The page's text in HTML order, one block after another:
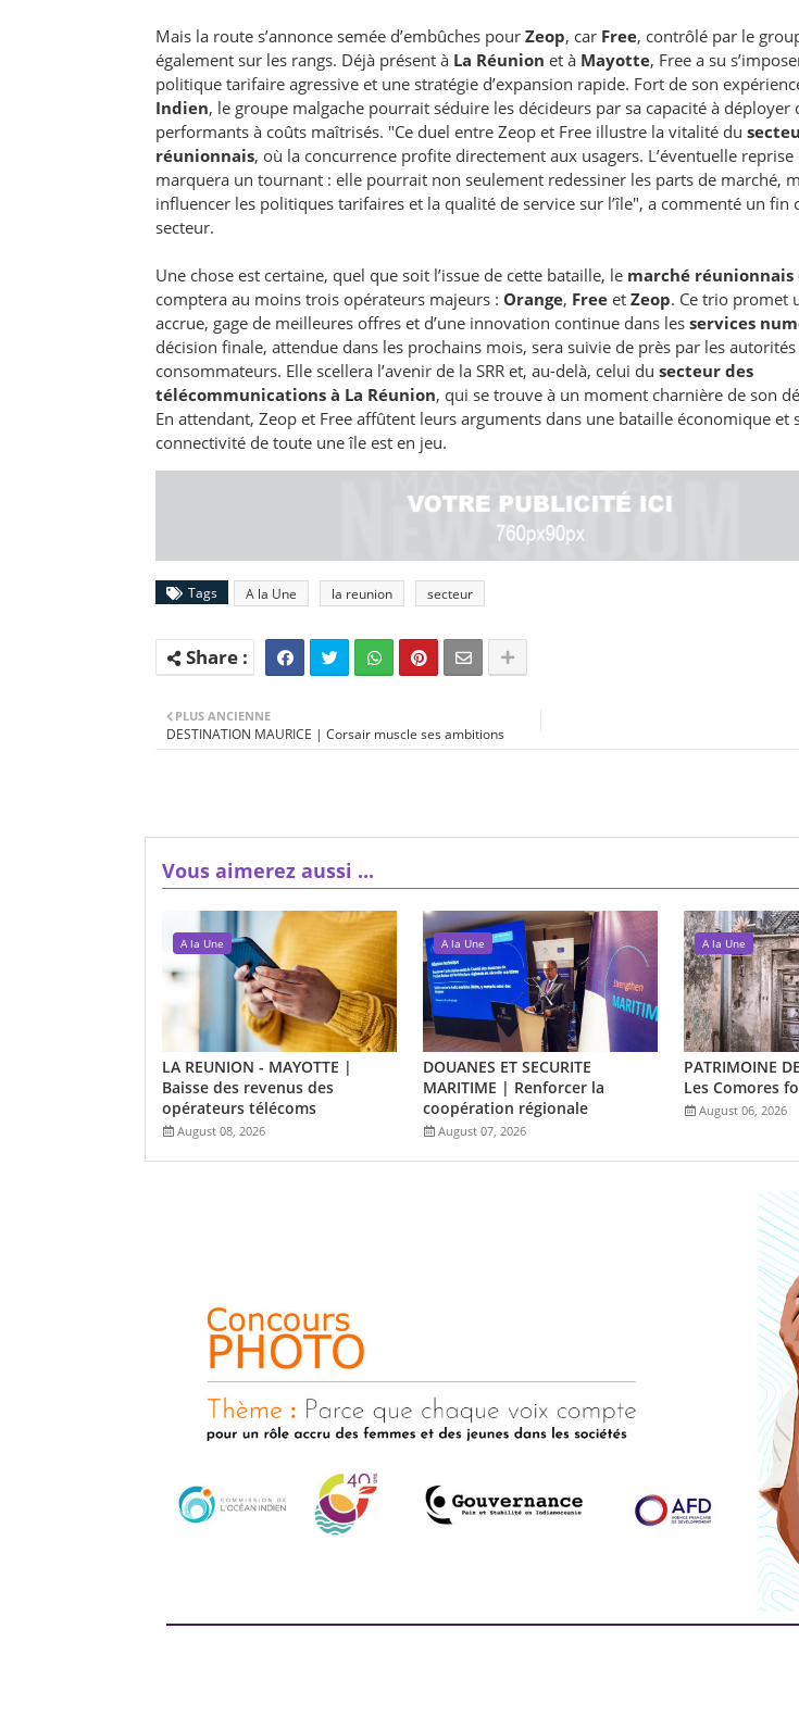
Mais la route s’annonce semée d’embûches pour Zeop, car Free, contrôlé par le
également sur les rangs. Déjà présent à La Réunion et à Mayotte, Free a su
politique tarifaire agressive et une stratégie d’expansion rapide. Fort de son
Indien, le groupe malgache pourrait séduire les décideurs par sa capacité à déployer
performants à coûts maîtrisés. "Ce duel entre Zeop et Free illustre la vitalité du
réunionnais, où la concurrence profite directement aux usagers. L’éventuelle reprise
marquera un tournant : elle pourrait non seulement redessiner les parts de marché,
influencer les politiques tarifaires et la qualité de service sur l’île", a commenté un fin
secteur.
Une chose est certaine, quel que soit l’issue de cette bataille, le marché réunionnais
comptera au moins trois opérateurs majeurs : Orange, Free et Zeop. Ce trio promet
accrue, gage de meilleures offres et d’une innovation continue dans les services
décision finale, attendue dans les prochains mois, sera suivie de près par les
consommateurs. Elle scellera l’avenir de la SRR et, au-delà, celui du secteur des
télécommunications à La Réunion, qui se trouve à un moment charnière de son
En attendant, Zeop et Free affûtent leurs arguments dans une bataille économique et
connectivité de toute une île est en jeu.
Tags A la Une la reunion secteur
PLUS ANCIENNE
DESTINATION MAURICE | Corsair muscle ses ambitions
Vous aimerez aussi ...
A la Une
LA REUNION - MAYOTTE |
Baisse des revenus des
opérateurs télécoms
August 08, 2026
A la Une
DOUANES ET SECURITE
MARITIME | Renforcer la
coopération régionale
August 07, 2026
A la Une
PATRIMOINE
Les Comores
August 06, 2026